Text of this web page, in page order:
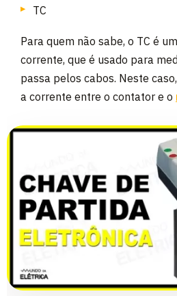
TC
Para quem não sabe, o TC é
corrente, que é usado para
passa pelos cabos. Neste
a corrente entre o contator e o